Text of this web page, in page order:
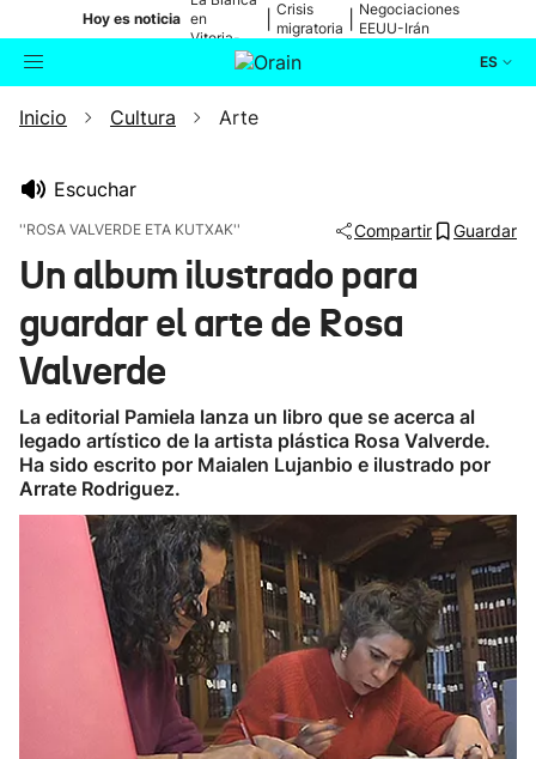
Hoy es noticia en
Vitoria-
Gasteiz
Crisis
migratoria
Negociaciones
EEUU-Irán
ES
Buscador Actualidad
Ikusmiran
Inicio Cultura Arte
Escuchar
''ROSA VALVERDE ETA KUTXAK'' Compartir Guardar
Un album ilustrado para
guardar el arte de Rosa
Valverde
La editorial Pamiela lanza un libro que se acerca al
legado artístico de la artista plástica Rosa Valverde.
Ha sido escrito por Maialen Lujanbio e ilustrado por
Arrate Rodriguez.